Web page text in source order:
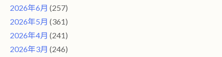
2026年6月 (257)
2026年5月 (361)
2026年4月 (241)
2026年3月 (246)